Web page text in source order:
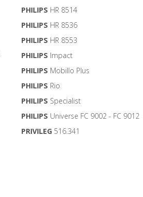
PHILIPS HR 8514
PHILIPS HR 8536
PHILIPS HR 8553
PHILIPS Impact
PHILIPS Mobillo Plus
PHILIPS Rio
PHILIPS Specialist
PHILIPS Universe FC 9002 - FC 9012
PRIVILEG 516.341